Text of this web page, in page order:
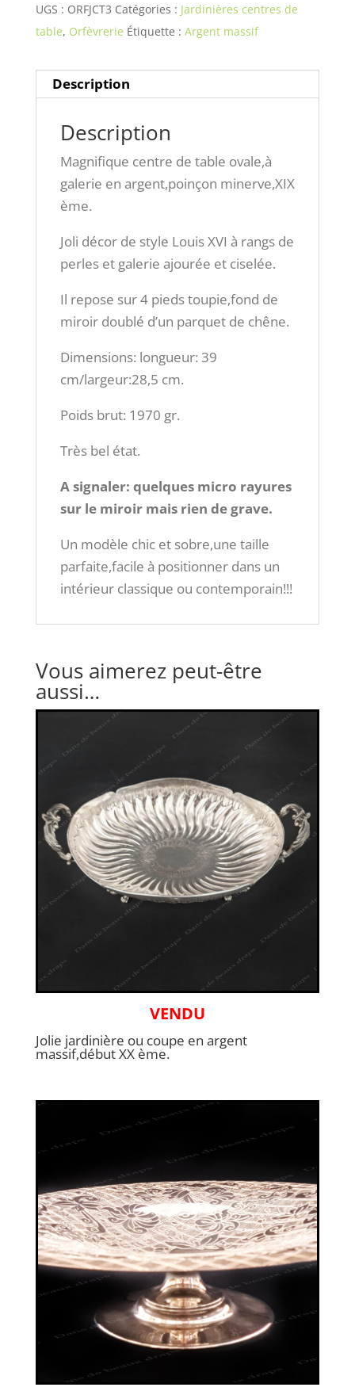
UGS : ORFJCT3 Catégories : Jardinières centres de
table, Orfèvrerie Étiquette : Argent massif
Description
Description
Magnifique centre de table ovale,à
galerie en argent,poinçon minerve,XIX
ème.
Joli décor de style Louis XVI à rangs de
perles et galerie ajourée et ciselée.
Il repose sur 4 pieds toupie,fond de
miroir doublé d’un parquet de chêne.
Dimensions: longueur: 39
cm/largeur:28,5 cm.
Poids brut: 1970 gr.
Très bel état.
A signaler: quelques micro rayures
sur le miroir mais rien de grave.
Un modèle chic et sobre,une taille
parfaite,facile à positionner dans un
intérieur classique ou contemporain!!!
Vous aimerez peut-être
aussi…
VENDU
Jolie jardinière ou coupe en argent
massif,début XX ème.